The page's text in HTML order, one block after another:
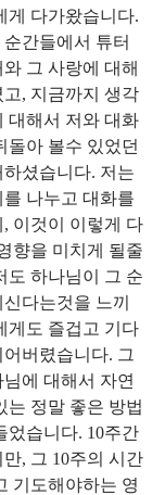
게 다가왔습니다.
간들에서 튜터
그 사랑에 대해
, 지금까지 생각
대해서 저와 대화
돌아 볼수 있었던
셨습니다. 저는
나누고 대화를
이것이 이렇게 다
향을 미치게 될줄
도 하나님이 그 순
다는것을 느끼
게도 즐겁고 기다
버렸습니다. 그
에 대해서 자연
는 정말 좋은 방법
었습니다. 10주간
, 그 10주의 시간
기도해야하는 영